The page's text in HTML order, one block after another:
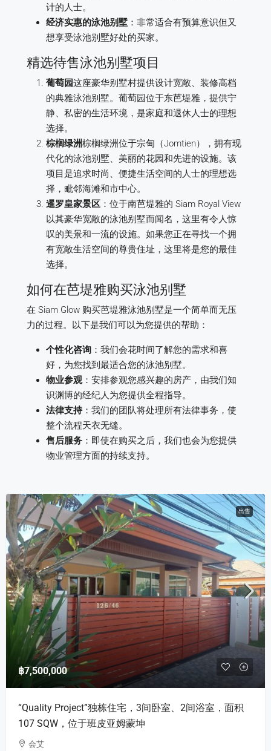
计的人士。
经济实惠的泳池别墅 ：非常适合有预算意识但又
想享受泳池别墅好处的买家。
精选待售泳池别墅项目
葡萄园这座豪华别墅村提供设计宽敞、装修高档
的典雅泳池别墅。葡萄园位于东芭堤雅，提供宁
静、私密的生活环境，是家庭和退休人士的理想
选择。
棕榈绿洲棕榈绿洲位于宗甸（Jomtien），拥有现
代化的泳池别墅、美丽的花园和先进的设施。该
项目是追求时尚、便捷生活空间的人士的理想选
择，毗邻海滩和市中心。
暹罗皇家景区 ：位于南芭堤雅的 Siam Royal View
以其豪华宽敞的泳池别墅而闻名，这里有令人惊
叹的美景和一流的设施。如果您正在寻找一个拥
有宽敞生活空间的尊贵住址，这里将是您的最佳
选择。
如何在芭堤雅购买泳池别墅
在 Siam Glow 购买芭堤雅泳池别墅是一个简单而无压
力的过程。以下是我们可以为您提供的帮助：
个性化咨询 ：我们会花时间了解您的需求和喜
好，为您找到最适合您的泳池别墅。
物业参观：安排参观您感兴趣的房产，由我们知
识渊博的经纪人为您提供全程指导。
法律支持：我们的团队将处理所有法律事务，使
整个流程天衣无缝。
售后服务 ：即使在购买之后，我们也会为您提供
物业管理方面的持续支持。
出售
฿7,500,000
“Quality Project”独栋住宅，3间卧室、2间浴室，面积
107 SQW，位于班皮亚姆蒙坤
会艾